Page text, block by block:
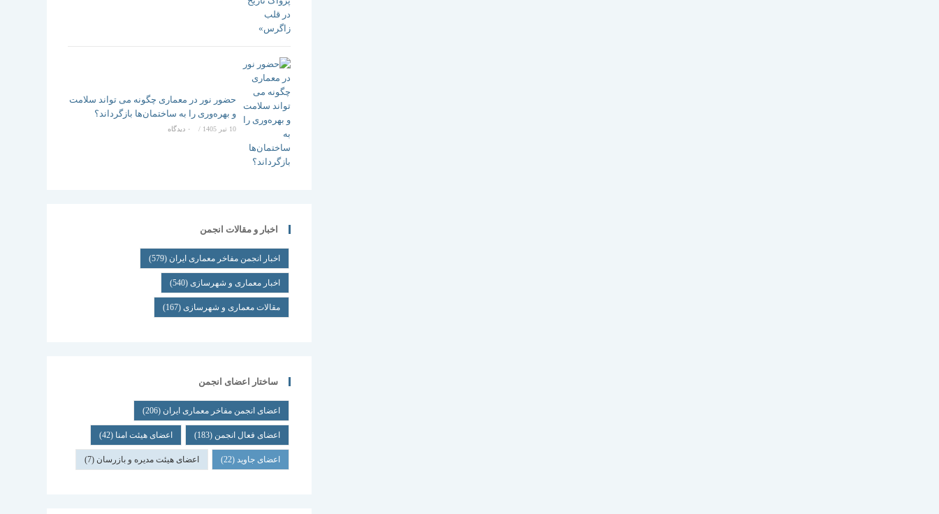
حضور نور در معماری چگونه می تواند سلامت
و بهره‌وری را به ساختمان‌ها بازگرداند؟
10 تیر 1405 / ۰ دیدگاه
اخبار و مقالات انجمن
اخبار انجمن مفاخر معماری ایران (579)
اخبار معماری و شهرسازی(540)
مقالات معماری و شهرسازی(167)
ساختار اعضای انجمن
اعضای انجمن مفاخر معماری ایران (206)
اعضای فعال انجمن (183) اعضای هیئت امنا (42)
اعضای جاوید(22) اعضای هیئت مدیره و بازرسان (7)